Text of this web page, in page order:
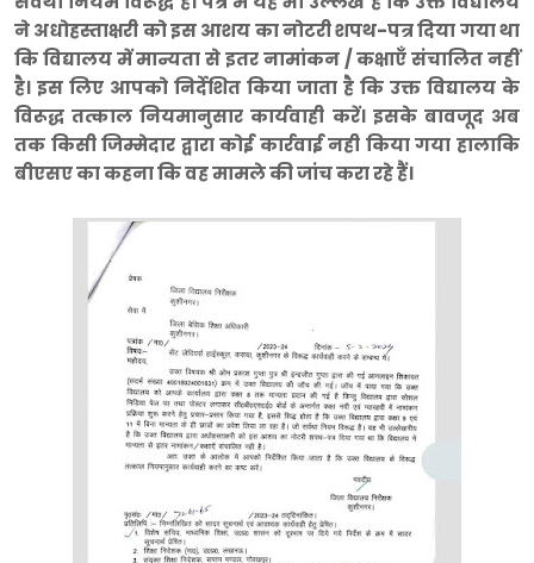
ने अधोहस्ताक्षरी को इस आशय का नोटरी शपथ-पत्र दिया गया था
कि विद्यालय में मान्यता से इतर नामांकन / कक्षाएँ संचालित नहीं
है। इस लिए आपको निर्देशित किया जाता है कि उक्त विद्यालय के
विरूद्ध तत्काल नियमानुसार कार्यवाही करें। इसके बावजूद अब
तक किसी जिम्मेदार द्वारा कोई कार्रवाई नही किया गया हालाकि
बीएसए का कहना कि वह मामले की जांच करा रहे हैं।